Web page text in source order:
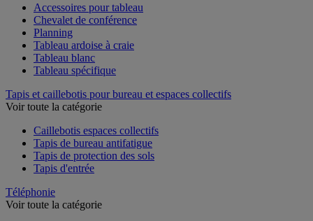
Accessoires pour tableau
Chevalet de conférence
Planning
Tableau ardoise à craie
Tableau blanc
Tableau spécifique
Tapis et caillebotis pour bureau et espaces collectifs
Voir toute la catégorie
Caillebotis espaces collectifs
Tapis de bureau antifatigue
Tapis de protection des sols
Tapis d'entrée
Téléphonie
Voir toute la catégorie